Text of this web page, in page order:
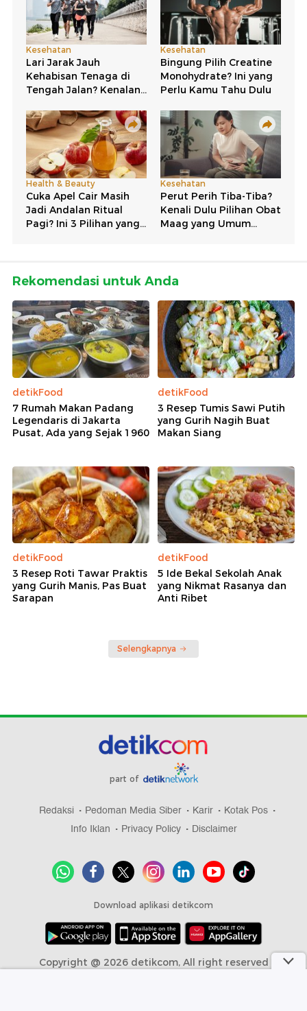
Rekomendasi untuk Anda
detikFood
7 Rumah Makan Padang
Legendaris di Jakarta
Pusat, Ada yang Sejak 1960
detikFood
3 Resep Tumis Sawi Putih
yang Gurih Nagih Buat
Makan Siang
detikFood
3 Resep Roti Tawar Praktis
yang Gurih Manis, Pas Buat
Sarapan
detikFood
5 Ide Bekal Sekolah Anak
yang Nikmat Rasanya dan
Anti Ribet
Selengkapnya
part of
Redaksi Pedoman Media Siber Karir
Kotak Pos
Info Iklan
Privacy Policy Disclaimer
Download aplikasi detikcom
Copyright @ 2026 detikcom, All right reserved